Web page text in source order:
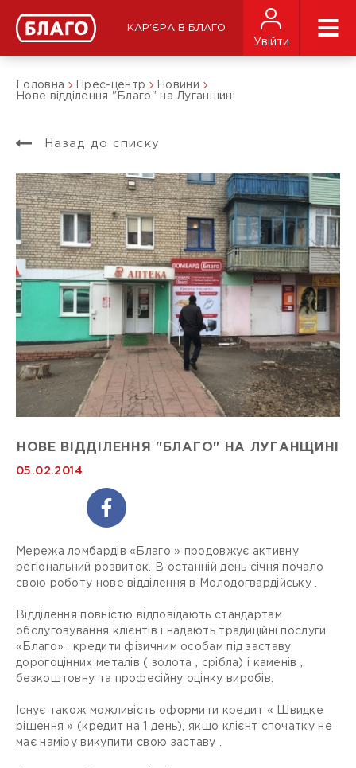
КАР'ЄРА В БЛАГО
Увійти
Головна Прес-центр
Новини
Нове відділення "Благо" на Луганщині
Назад до списку
НОВЕ ВІДДІЛЕННЯ "БЛАГО" НА ЛУГАНЩИНІ
05.02.2014
Мережа ломбардів «Благо » продовжує активну
регіональний розвиток. В останній день січня почало
свою роботу нове відділення в Молодогвардійську .
Відділення повністю відповідають стандартам
обслуговування клієнтів і надають традиційні послуги
«Благо» : кредити фізичним особам під заставу
дорогоцінних металів ( золота , срібла) і каменів ,
безкоштовну та професійну оцінку виробів.
Існує також можливість оформити кредит « Швидке
рішення » (кредит на 1 день), якщо клієнт спочатку не
має наміру викупити свою заставу .